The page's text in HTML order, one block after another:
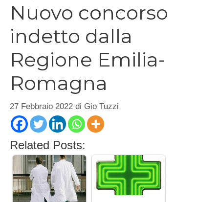
Nuovo concorso
indetto dalla
Regione Emilia-
Romagna
27 Febbraio 2022 di Gio Tuzzi
Related Posts: